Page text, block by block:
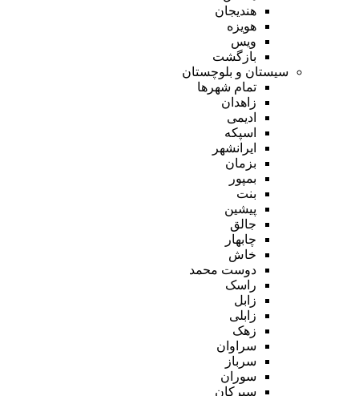
هندیجان
هویزه
ویس
بازگشت
سیستان و بلوچستان
تمام شهر‌ها
زاهدان
ادیمی
اسپکه
ایرانشهر
بزمان
بمپور
بنت
پیشین
جالق
چابهار
خاش
دوست محمد
راسک
زابل
زابلی
زهک
سراوان
سرباز
سوران
سیرکان